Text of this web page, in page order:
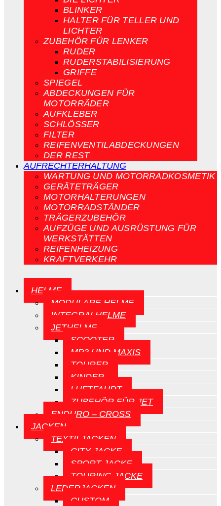
BLINKER
HALTER FÜR TELLER UND
LICHTER
ZUBEHÖR FÜR LENKER
RUDER
RUDERSTABILISIERUNG
GRIFFE
SPIEGEL
ABDECKUNGEN FÜR
MOTORRÄDER
AUFKLEBER
SCHLÖSSER
FILTER
REIFENVENTILABDECKUNGEN
DER REST
AUFRECHTERHALTUNG
WARTUNG UND MOTORRADKOSMETIK
GERÄTETRÄGER
MOTORHALTERUNGEN
MOTORRADSTÄNDER
TRÄGERZUBEHÖR
AUFZÜGE UND AUSRÜSTUNG FÜR
WERKSTÄTTEN
REIFENHEIZUNG
KRAFTVERKEHR
HELME
MODULARE HELME
INTEGRALHELME
JETHELME
SCOOTER
MP3 UND MAXIS
TOURER
KINDER
LUFTFAHRT
ZUBEHÖR FÜR JET
ENDURO – CROSS
JACKEN
TEXTILJACKEN
CITY JACKE
SPORT JACKE
TOURING JACKE
LEDERJACKEN
CUSTOM